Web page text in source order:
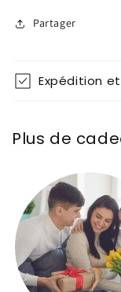
Partager
Expédition
Plus de